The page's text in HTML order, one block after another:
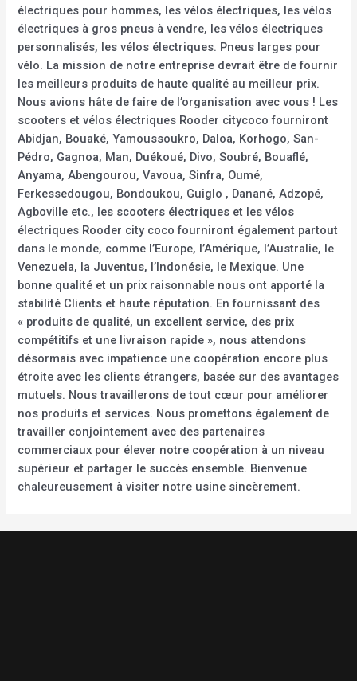
électriques pour hommes, les vélos électriques, les vélos
électriques à gros pneus à vendre, les vélos électriques
personnalisés, les vélos électriques. Pneus larges pour
vélo. La mission de notre entreprise devrait être de fournir
les meilleurs produits de haute qualité au meilleur prix.
Nous avions hâte de faire de l’organisation avec vous ! Les
scooters et vélos électriques Rooder citycoco fourniront
Abidjan, Bouaké, Yamoussoukro, Daloa, Korhogo, San-
Pédro, Gagnoa, Man, Duékoué, Divo, Soubré, Bouaflé,
Anyama, Abengourou, Vavoua, Sinfra, Oumé,
Ferkessedougou, Bondoukou, Guiglo , Danané, Adzopé,
Agboville etc., les scooters électriques et les vélos
électriques Rooder city coco fourniront également partout
dans le monde, comme l’Europe, l’Amérique, l’Australie, le
Venezuela, la Juventus, l’Indonésie, le Mexique. Une
bonne qualité et un prix raisonnable nous ont apporté la
stabilité Clients et haute réputation. En fournissant des
« produits de qualité, un excellent service, des prix
compétitifs et une livraison rapide », nous attendons
désormais avec impatience une coopération encore plus
étroite avec les clients étrangers, basée sur des avantages
mutuels. Nous travaillerons de tout cœur pour améliorer
nos produits et services. Nous promettons également de
travailler conjointement avec des partenaires
commerciaux pour élever notre coopération à un niveau
supérieur et partager le succès ensemble. Bienvenue
chaleureusement à visiter notre usine sincèrement.